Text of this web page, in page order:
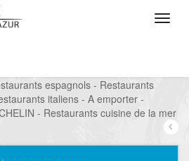
espagnols - Restaurants
italiens - A emporter -
- Restaurants cuisine de la mer